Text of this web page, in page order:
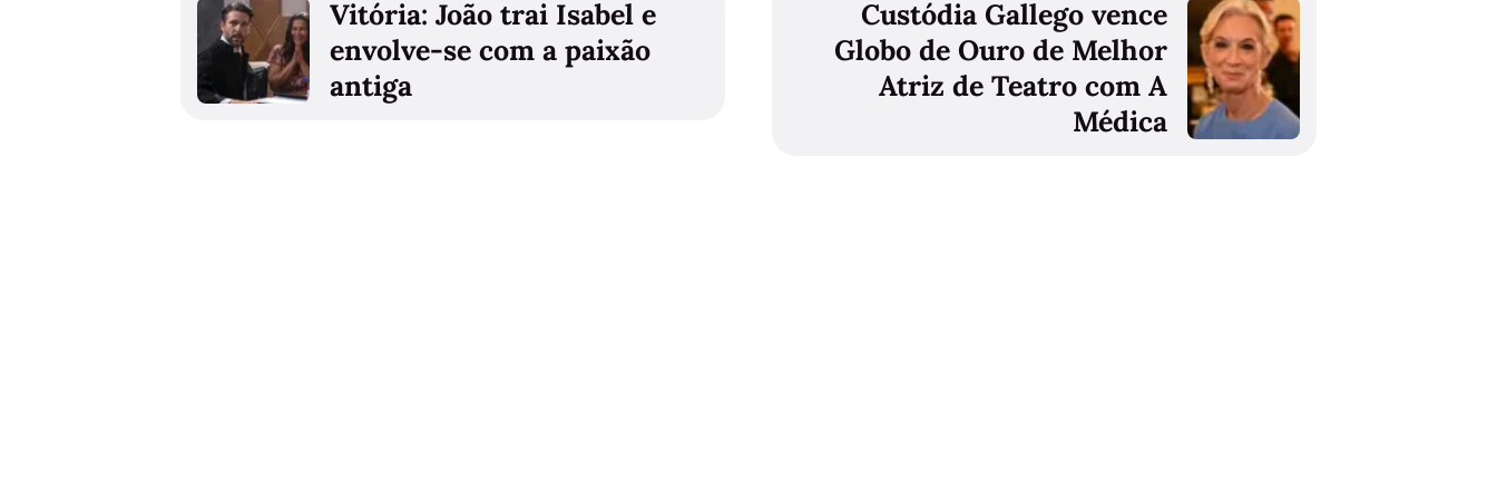
Vitória: João trai Isabel e
envolve-se com a paixão
antiga
Custódia Gallego vence
Globo de Ouro de Melhor
Atriz de Teatro com A
Médica